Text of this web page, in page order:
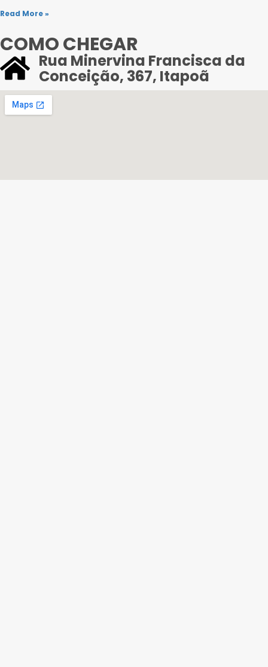
Read More »
COMO CHEGAR
Rua Minervina Francisca da
Conceição, 367, Itapoã